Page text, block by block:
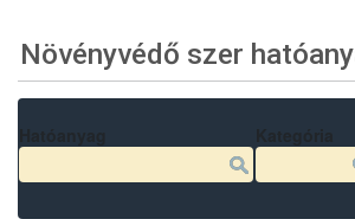
Növényvédő szer